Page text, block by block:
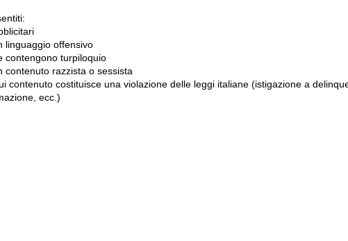
linguaggio offensivo
contengono turpiloquio
contenuto razzista o sessista
contenuto costituisce una violazione delle leggi italiane (istigazione a
ecc.)